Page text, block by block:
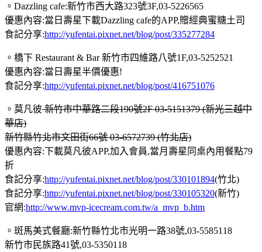
。Dazzling cafe:新竹市西大路323號3F,03-5226565
優惠內容:當日壽星下載Dazzling cafe的APP,贈經典蜜糖土司
食記分享:http://yufentai.pixnet.net/blog/post/335277284
。橋下 Restaurant & Bar 新竹市四維路八號1F,03-5252521
優惠內容:當日壽星半價優惠!
食記分享:http://yufentai.pixnet.net/blog/post/416751076
。莫凡彼新竹市中華路二段190號2F 03-5151379 (新光三越中
華店)
新竹縣竹北市文田街66號 03-6572739 (竹北店)
優惠內容:下載莫凡彼APP,加入會員,當月壽星同桌內用餐點79
折
食記分享:http://yufentai.pixnet.net/blog/post/330101894(竹北)
食記分享:http://yufentai.pixnet.net/blog/post/330105320(新竹)
官網:http://www.mvp-icecream.com.tw/a_mvp_b.htm
。斑馬美式餐廳:新竹縣竹北市光明一路38號,03-5585118
新竹市民族路41號,03-5350118